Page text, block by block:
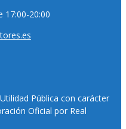
17:00-20:00
Pública con carácter
Oficial por Real